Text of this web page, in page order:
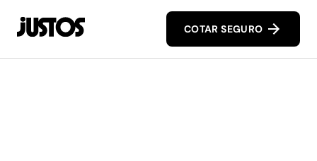
COTAR SEGURO